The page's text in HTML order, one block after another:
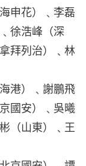
申花）﹑李磊
徐浩峰（深
拜列治）﹑林
港）﹑謝鵬飛
國安）﹑吳曦
（山東）﹑王